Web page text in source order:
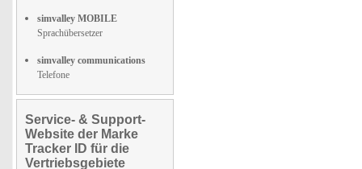
simvalley MOBILE
Sprachübersetzer
simvalley communications
Telefone
Service- & Support-
Website der Marke
Tracker ID für die
Vertriebsgebiete